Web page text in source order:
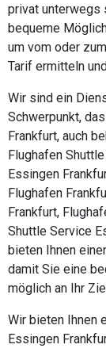
privat unterwegs
bequeme
um vom oder
Tarif ermitteln
Wir sind ein
Schwerpunkt,
Frankfurt, auch
Flughafen
Essingen
Flughafen
Frankfurt,
Shuttle Service
bieten Ihnen
damit Sie eine
möglich an Ihr
Wir bieten Ihnen
Essingen